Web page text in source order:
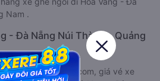
Nam .
- Đà Nẵng Núi Thành - Quảng
nhất của Vexere.com, giá vé xe